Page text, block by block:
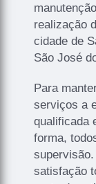
realização
cidade de
São José
Para
serviços a
qualificada
forma,
satisfação